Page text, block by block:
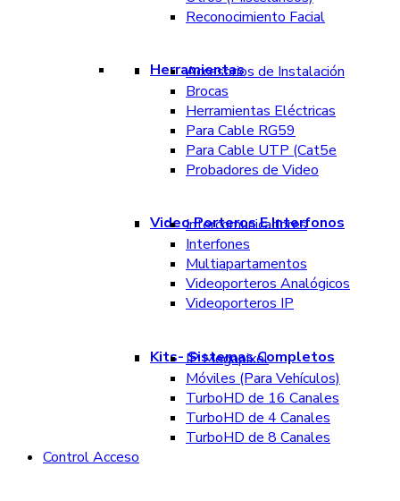
Reconocimiento Facial
Herramientas
Accesorios de Instalación
Brocas
Herramientas Eléctricas
Para Cable RG59
Para Cable UTP (Cat5e
Probadores de Video
Video Porteros E Interfonos
Intercomunicadores
Interfones
Multiapartamentos
Videoporteros Analógicos
Videoporteros IP
Kits- Sistemas Completos
IP Megapixel
Móviles (Para Vehículos)
TurboHD de 16 Canales
TurboHD de 4 Canales
TurboHD de 8 Canales
Control Acceso